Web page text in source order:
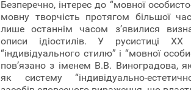
Безперечно, iнтерес до “мовної
мовну творчість протягом більшої
лише останнім часом з’явилися
описи ідіостилів. У русистиці ХХ
“індивідуального стилю” і “мовної
пов’язано з іменем В.В. Виноградова,
як систему “індивідуально-